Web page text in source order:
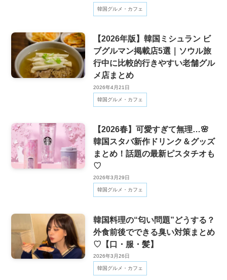
韓国グルメ・カフェ
【2026年版】韓国ミシュラン ビ
ブグルマン掲載店5選｜ソウル旅
行中に比較的行きやすい老舗グル
メ店まとめ
2026年4月21日
韓国グルメ・カフェ
【2026春】可愛すぎて無理…🌸
韓国スタバ新作ドリンク＆グッズ
まとめ！話題の最新ピスタチオも
♡
2026年3月29日
韓国グルメ・カフェ
韓国料理の“匂い問題”どうする？
外食前後でできる臭い対策まとめ
♡【口・服・髪】
2026年3月26日
韓国グルメ・カフェ